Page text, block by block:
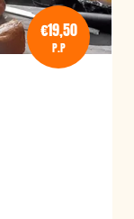
€19,50
P.P